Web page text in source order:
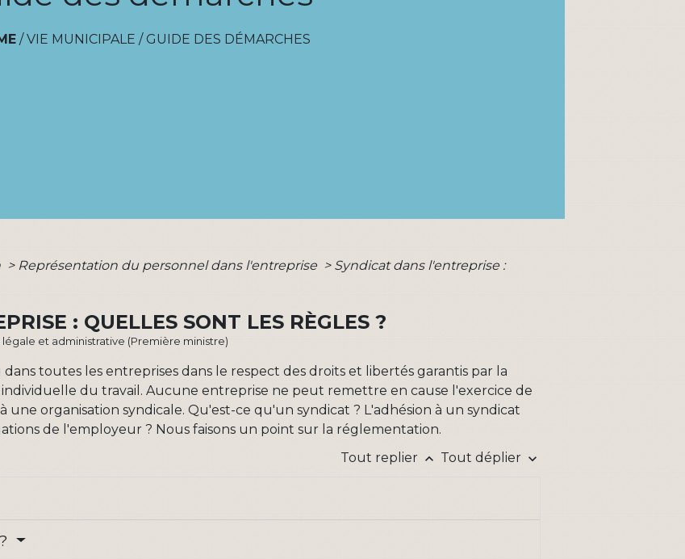
/VIE MUNICIPALE / GUIDE DES DÉMARCHES
> Représentation du personnel dans l'entreprise > Syndicat dans l'entreprise :
: QUELLES SONT LES RÈGLES ?
et administrative (Première ministre)
toutes les entreprises dans le respect des droits et libertés garantis par la
du travail. Aucune entreprise ne peut remettre en cause l'exercice de
une organisation syndicale. Qu'est-ce qu'un syndicat ? L'adhésion à un syndicat
de l'employeur ? Nous faisons un point sur la réglementation.
Tout replier keyboard_arrow_up Tout déplier keyboard_arrow_down